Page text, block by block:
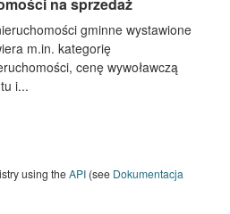
gminne wystawione
m.in. kategorię
cenę wywoławczą
i...
using theAPI (see Dokumentacja